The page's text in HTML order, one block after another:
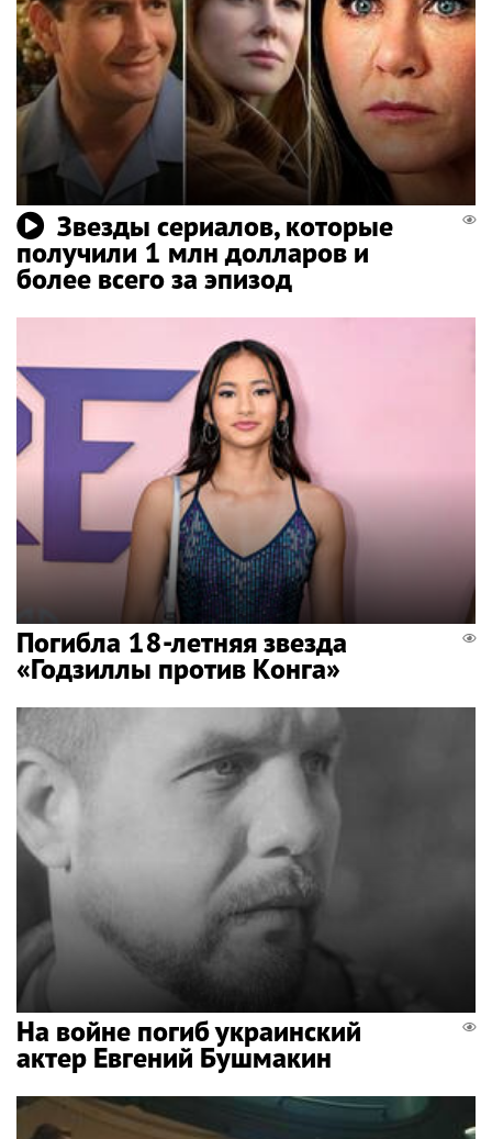
Звезды сериалов, которые
получили 1 млн долларов и
более всего за эпизод
Погибла 18-летняя звезда
«Годзиллы против Конга»
На войне погиб украинский
актер Евгений Бушмакин